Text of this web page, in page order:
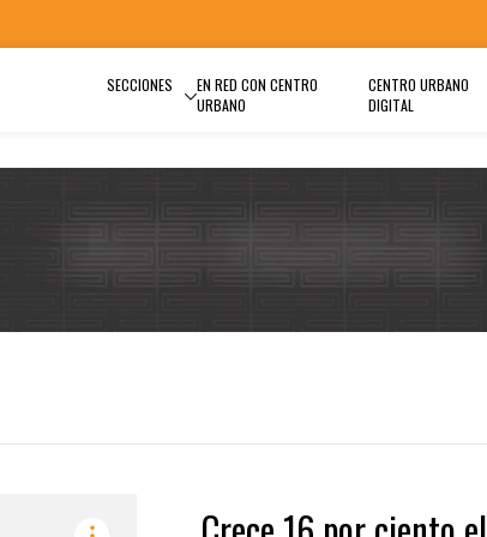
SECCIONES
EN RED CON CENTRO
URBANO
CENTRO URBANO
DIGITAL